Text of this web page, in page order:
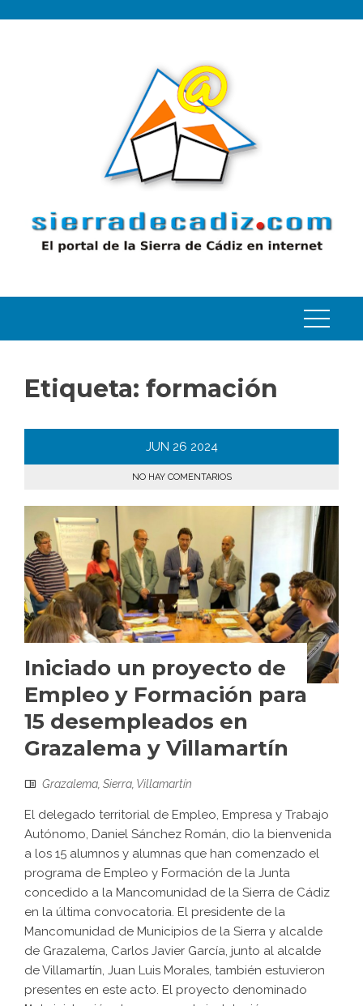
Etiqueta: formación
JUN 26 2024
NO HAY COMENTARIOS
Iniciado un proyecto de
Empleo y Formación para
15 desempleados en
Grazalema y Villamartín
Grazalema, Sierra, Villamartín
El delegado territorial de Empleo, Empresa y Trabajo
Autónomo, Daniel Sánchez Román, dio la bienvenida
a los 15 alumnos y alumnas que han comenzado el
programa de Empleo y Formación de la Junta
concedido a la Mancomunidad de la Sierra de Cádiz
en la última convocatoria. El presidente de la
Mancomunidad de Municipios de la Sierra y alcalde
de Grazalema, Carlos Javier García, junto al alcalde
de Villamartín, Juan Luis Morales, también estuvieron
presentes en este acto. El proyecto denominado